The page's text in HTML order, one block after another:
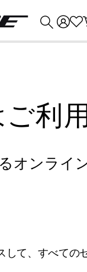
利
オンライ
て、すべての